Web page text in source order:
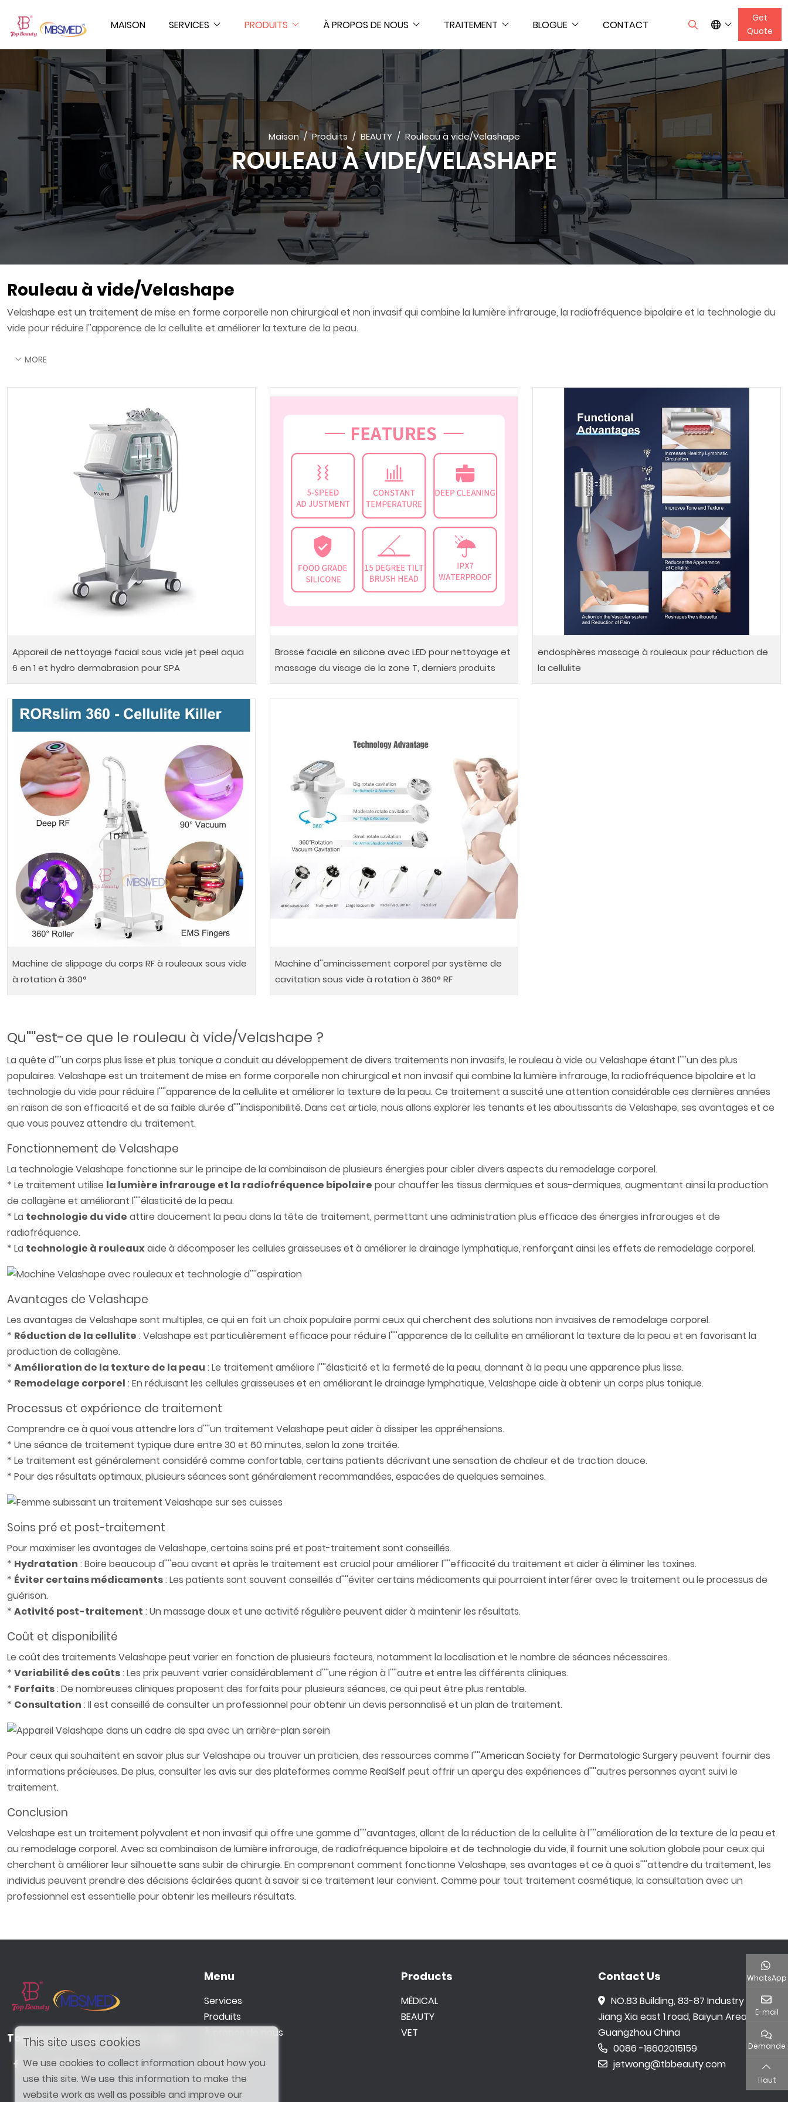
Get
Quote
MAISON SERVICES PRODUITS À PROPOS DE NOUS TRAITEMENT BLOGUE CONTACT
Maison Produits BEAUTY Rouleau à vide/Velashape
ROULEAU À VIDE/VELASHAPE
Rouleau à vide/Velashape
Velashape est un traitement de mise en forme corporelle non chirurgical et non invasif qui combine la lumière infrarouge, la radiofréquence bipolaire et la technologie du
vide pour réduire l''apparence de la cellulite et améliorer la texture de la peau.
MORE
Appareil de nettoyage facial sous vide jet peel aqua
6 en 1 et hydro dermabrasion pour SPA
Brosse faciale en silicone avec LED pour nettoyage et
massage du visage de la zone T, derniers produits
endosphères massage à rouleaux pour réduction de
la cellulite
Machine de slippage du corps RF à rouleaux sous vide
à rotation à 360°
Machine d''amincissement corporel par système de
cavitation sous vide à rotation à 360° RF
Qu''''est-ce que le rouleau à vide/Velashape ?
La quête d''''un corps plus lisse et plus tonique a conduit au développement de divers traitements non invasifs, le rouleau à vide ou Velashape étant l''''un des plus
populaires. Velashape est un traitement de mise en forme corporelle non chirurgical et non invasif qui combine la lumière infrarouge, la radiofréquence bipolaire et la
technologie du vide pour réduire l''''apparence de la cellulite et améliorer la texture de la peau. Ce traitement a suscité une attention considérable ces dernières années
en raison de son efficacité et de sa faible durée d''''indisponibilité. Dans cet article, nous allons explorer les tenants et les aboutissants de Velashape, ses avantages et ce
que vous pouvez attendre du traitement.
Fonctionnement de Velashape
La technologie Velashape fonctionne sur le principe de la combinaison de plusieurs énergies pour cibler divers aspects du remodelage corporel.
* Le traitement utilise la lumière infrarouge et la radiofréquence bipolaire pour chauffer les tissus dermiques et sous-dermiques, augmentant ainsi la production
de collagène et améliorant l''''élasticité de la peau.
* La technologie du vide attire doucement la peau dans la tête de traitement, permettant une administration plus efficace des énergies infrarouges et de
radiofréquence.
* La technologie à rouleauxaide à décomposer les cellules graisseuses et à améliorer le drainage lymphatique, renforçant ainsi les effets de remodelage corporel.
Avantages de Velashape
Les avantages de Velashape sont multiples, ce qui en fait un choix populaire parmi ceux qui cherchent des solutions non invasives de remodelage corporel.
* Réduction de la cellulite : Velashape est particulièrement efficace pour réduire l''''apparence de la cellulite en améliorant la texture de la peau et en favorisant la
production de collagène.
* Amélioration de la texture de la peau : Le traitement améliore l''''élasticité et la fermeté de la peau, donnant à la peau une apparence plus lisse.
* Remodelage corporel : En réduisant les cellules graisseuses et en améliorant le drainage lymphatique, Velashape aide à obtenir un corps plus tonique.
Processus et expérience de traitement
Comprendre ce à quoi vous attendre lors d''''un traitement Velashape peut aider à dissiper les appréhensions.
* Une séance de traitement typique dure entre 30 et 60 minutes, selon la zone traitée.
* Le traitement est généralement considéré comme confortable, certains patients décrivant une sensation de chaleur et de traction douce.
* Pour des résultats optimaux, plusieurs séances sont généralement recommandées, espacées de quelques semaines.
Soins pré et post-traitement
Pour maximiser les avantages de Velashape, certains soins pré et post-traitement sont conseillés.
* Hydratation : Boire beaucoup d''''eau avant et après le traitement est crucial pour améliorer l''''efficacité du traitement et aider à éliminer les toxines.
* Éviter certains médicaments: Les patients sont souvent conseillés d''''éviter certains médicaments qui pourraient interférer avec le traitement ou le processus de
guérison.
* Activité post-traitement : Un massage doux et une activité régulière peuvent aider à maintenir les résultats.
Coût et disponibilité
Le coût des traitements Velashape peut varier en fonction de plusieurs facteurs, notamment la localisation et le nombre de séances nécessaires.
* Variabilité des coûts: Les prix peuvent varier considérablement d''''une région à l''''autre et entre les différents cliniques.
* Forfaits: De nombreuses cliniques proposent des forfaits pour plusieurs séances, ce qui peut être plus rentable.
* Consultation : Il est conseillé de consulter un professionnel pour obtenir un devis personnalisé et un plan de traitement.
Pour ceux qui souhaitent en savoir plus sur Velashape ou trouver un praticien, des ressources comme l''''American Society for Dermatologic Surgerypeuvent fournir des
informations précieuses. De plus, consulter les avis sur des plateformes comme RealSelf peut offrir un aperçu des expériences d''''autres personnes ayant suivi le
traitement.
Conclusion
Velashape est un traitement polyvalent et non invasif qui offre une gamme d''''avantages, allant de la réduction de la cellulite à l''''amélioration de la texture de la peau et
au remodelage corporel. Avec sa combinaison de lumière infrarouge, de radiofréquence bipolaire et de technologie du vide, il fournit une solution globale pour ceux qui
cherchent à améliorer leur silhouette sans subir de chirurgie. En comprenant comment fonctionne Velashape, ses avantages et ce à quoi s''''attendre du traitement, les
individus peuvent prendre des décisions éclairées quant à savoir si ce traitement leur convient. Comme pour tout traitement cosmétique, la consultation avec un
professionnel est essentielle pour obtenir les meilleurs résultats.
Top Beauty & MBS MED Co., Ltd.
Menu
Services
Produits
À propos de nous
Blogue
Contact
Products
MÉDICAL
BEAUTY
VET
Contact Us
NO.83 Building, 83-87 Industry area,
Jiang Xia east 1 road, Baiyun Area,
Guangzhou China
0086 -18602015159
jetwong@tbbeauty.com
WhatsApp
E-mail
Demande
Haut
This site uses cookies
We use cookies to collect information about how you
use this site. We use this information to make the
website work as well as possible and improve our